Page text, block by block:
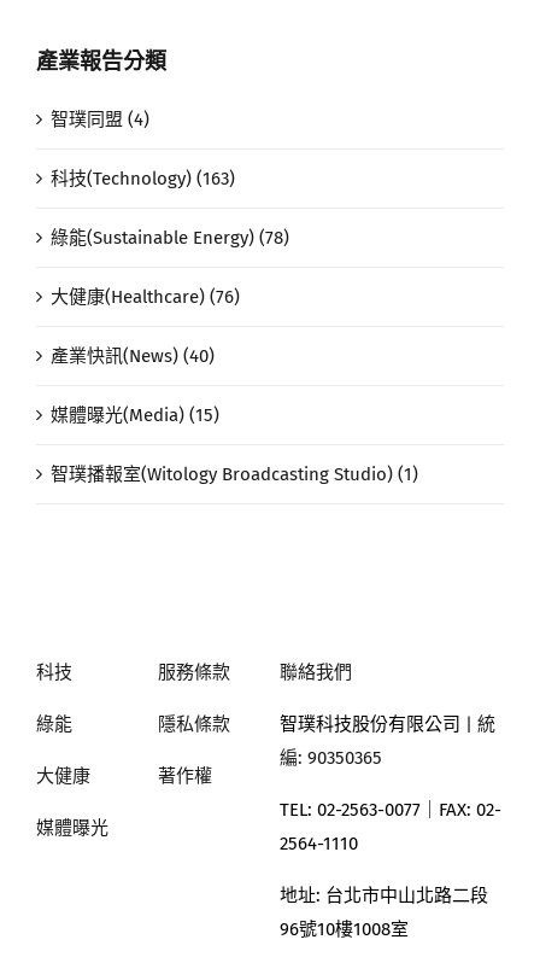
產業報告分類
智璞同盟 (4)
科技(Technology) (163)
綠能(Sustainable Energy) (78)
大健康(Healthcare) (76)
產業快訊(News) (40)
媒體曝光(Media) (15)
智璞播報室(Witology Broadcasting Studio) (1)
科技
綠能
大健康
媒體曝光
服務條款
隱私條款
著作權
聯絡我們
智璞科技股份有限公司 | 統
編: 90350365
TEL: 02-2563-0077｜ FAX: 02-
2564-1110
地址: 台北市中山北路二段
96號10樓1008室